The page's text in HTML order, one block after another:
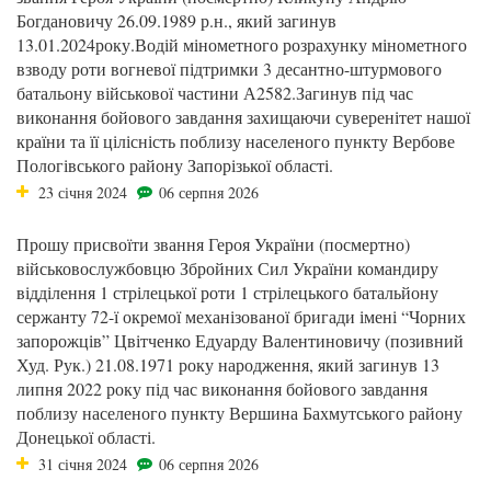
Богдановичу 26.09.1989 р.н., який загинув
13.01.2024року.Водій мінометного розрахунку мінометного
взводу роти вогневої підтримки 3 десантно-штурмового
батальону військової частини А2582.Загинув під час
виконання бойового завдання захищаючи суверенітет нашої
країни та її цілісність поблизу населеного пункту Вербове
Пологівського району Запорізької області.
23 січня 2024 06 серпня 2026
Прошу присвоїти звання Героя України (посмертно)
військовослужбовцю Збройних Сил України командиру
відділення 1 стрілецької роти 1 стрілецького батальйону
сержанту 72-ї окремої механізованої бригади імені “Чорних
запорожців” Цвітченко Едуарду Валентиновичу (позивний
Худ. Рук.) 21.08.1971 року народження, який загинув 13
липня 2022 року під час виконання бойового завдання
поблизу населеного пункту Вершина Бахмутського району
Донецької області.
31 січня 2024 06 серпня 2026